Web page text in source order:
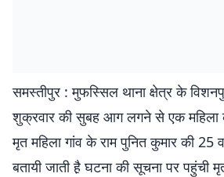
समस्तीपुर : मुफस्सिल थाना क्षेत्र के
शुक्रवार की सुबह आग लगने से एक महिला
मृत महिला गांव के राम पुनित कुमार की 25
बतायी जाती है़ घटना की सूचना पर पहुंची